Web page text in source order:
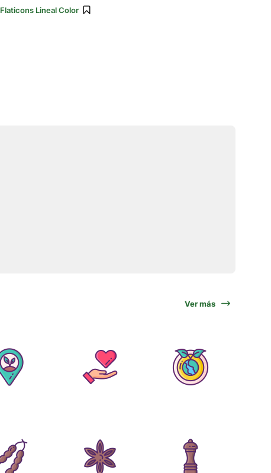
Flaticons Lineal Color
Ver más